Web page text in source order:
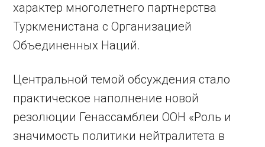
характер многолетнего партнерства
Туркменистана с Организацией
Объединенных Наций.
Центральной темой обсуждения стало
практическое наполнение новой
резолюции Генассамблеи ООН «Роль и
значимость политики нейтралитета в